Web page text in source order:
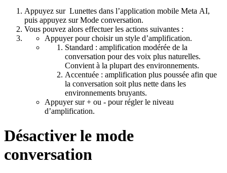
Appuyez sur Lunettes dans l’application mobile Meta AI,
puis appuyez surMode conversation.
Vous pouvez alors effectuer les actions suivantes :
Appuyer pour choisir un style d’amplification.
Standard : amplification modérée de la
conversation pour des voix plus naturelles.
Convient à la plupart des environnements.
Accentuée : amplification plus poussée afin que
la conversation soit plus nette dans les
environnements bruyants.
Appuyer sur+ ou - pour régler le niveau
d’amplification.
Désactiver le mode
conversation